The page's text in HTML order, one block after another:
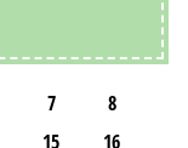
7
8
15
16